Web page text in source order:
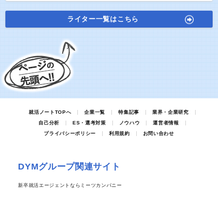
ライター一覧はこちら
就活ノートTOPへ 企業一覧 特集記事
業界・企業研究
自己分析
ES・選考対策 ノウハウ
運営者情報
プライバシーポリシー
利用規約 お問い合わせ
DYMグループ関連サイト
新卒就活エージェントならミーツカンパニー